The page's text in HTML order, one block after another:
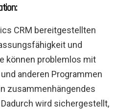
CRM bereitgestellten
und
können problemlos mit
anderen Programmen
zusammenhängendes
wird sichergestellt,